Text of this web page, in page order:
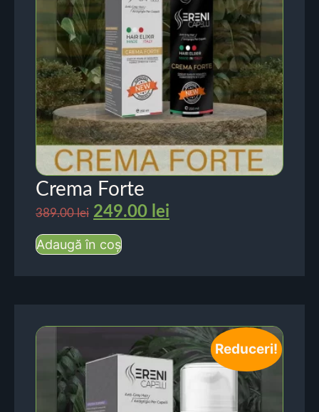
Crema Forte
389.00lei 249.00 lei
Adaugă în coș
Reduceri!